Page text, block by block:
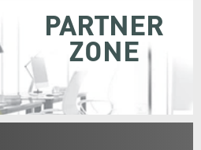
PARTNER
ZONE